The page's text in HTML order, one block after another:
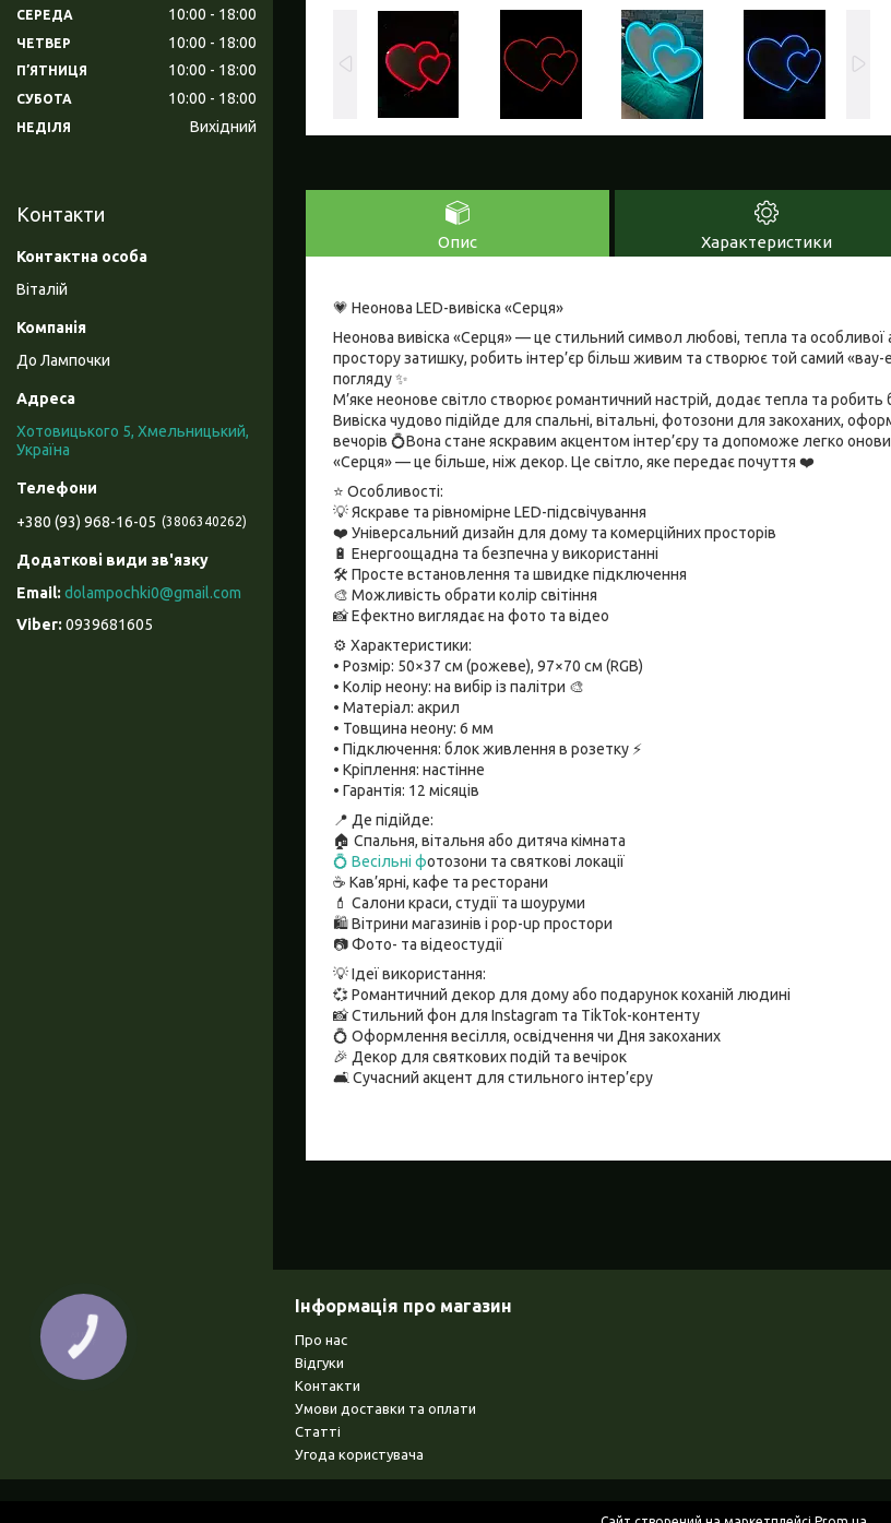
Опис Характеристики
💗 Неонова LED-вивіска «Серця»
Неонова вивіска «Серця» — це стильний символ любові, тепла та
простору затишку, робить інтер’єр більш живим та створює той самий
погляду ✨
М’яке неонове світло створює романтичний настрій, додає тепла та
Вивіска чудово підійде для спальні, вітальні, фотозони для закоханих,
вечорів 💍Вона стане яскравим акцентом інтер’єру та допоможе легко
«Серця» — це більше, ніж декор. Це світло, яке передає почуття ❤️
⭐ Особливості:
💡 Яскраве та рівномірне LED-підсвічування
❤️ Універсальний дизайн для дому та комерційних просторів
🔋 Енергоощадна та безпечна у використанні
🛠 Просте встановлення та швидке підключення
🎨 Можливість обрати колір світіння
📸 Ефектно виглядає на фото та відео
⚙️ Характеристики:
• Розмір: 50×37 см (рожеве), 97×70 см (RGB)
• Колір неону: на вибір із палітри 🎨
• Матеріал: акрил
• Товщина неону: 6 мм
• Підключення: блок живлення в розетку ⚡
• Кріплення: настінне
• Гарантія: 12 місяців
📍 Де підійде:
🏠 Спальня, вітальня або дитяча кімната
💍 Весільні фотозони та святкові локації
☕ Кав’ярні, кафе та ресторани
💄 Салони краси, студії та шоуруми
🛍 Вітрини магазинів і pop-up простори
📷 Фото- та відеостудії
💡 Ідеї використання:
💞 Романтичний декор для дому або подарунок коханій людині
📸 Стильний фон для Instagram та TikTok-контенту
💍 Оформлення весілля, освідчення чи Дня закоханих
🎉 Декор для святкових подій та вечірок
🛋 Сучасний акцент для стильного інтер’єру
СЕРЕДА 10:00 18:00
ЧЕТВЕР 10:00 18:00
ПʼЯТНИЦЯ 10:00 18:00
СУБОТА 10:00 18:00
НЕДІЛЯ Вихідний
Контакти
Віталій
До Лампочки
Хотовицького 5, Хмельницький,
Україна
+380 (93) 968-16-05 3806340262
dolampochki0@gmail.com
0939681605
Інформація про магазин
Про нас
Відгуки
Контакти
Умови доставки та оплати
Статті
Угода користувача
КНОПКА
ЗВ'ЯЗКУ